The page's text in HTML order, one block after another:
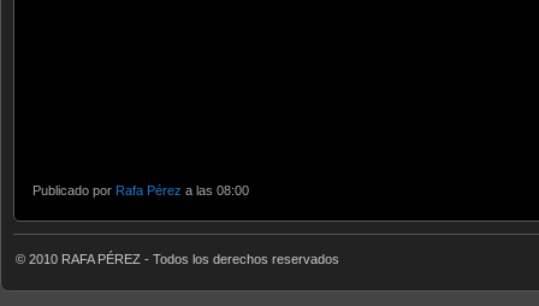
Publicado por Rafa Pérez a las 08:00
© 2010 RAFA PÉREZ - Todos los derechos reservados